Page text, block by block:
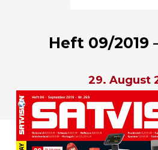
Heft 09/2019
29. August